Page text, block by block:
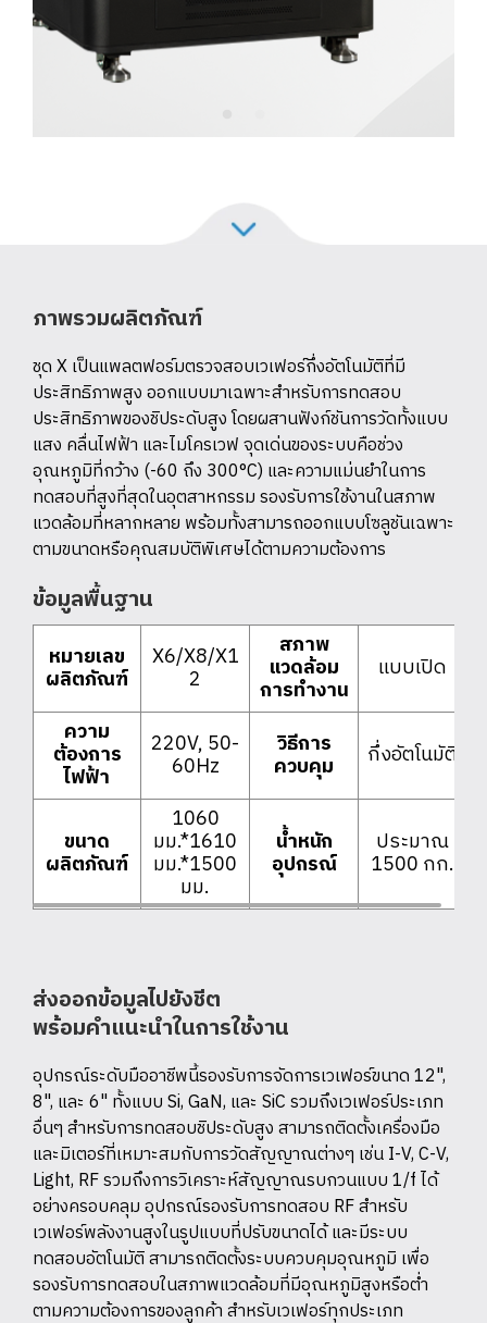
ภาพรวมผลิตภัณฑ์
ชุด X เป็นแพลตฟอร์มตรวจสอบเวเฟอร์กึ่งอัตโนมัติที่มี
ประสิทธิภาพสูง ออกแบบมาเฉพาะสำหรับการทดสอบ
ประสิทธิภาพของชิประดับสูง โดยผสานฟังก์ชันการวัดทั้งแบบ
แสง คลื่นไฟฟ้า และไมโครเวฟ จุดเด่นของระบบคือช่วง
อุณหภูมิที่กว้าง (-60 ถึง 300°C) และความแม่นยำในการ
ทดสอบที่สูงที่สุดในอุตสาหกรรม รองรับการใช้งานในสภาพ
แวดล้อมที่หลากหลาย พร้อมทั้งสามารถออกแบบโซลูชันเฉพาะ
ตามขนาดหรือคุณสมบัติพิเศษได้ตามความต้องการ
ข้อมูลพื้นฐาน
หมายเลข
ผลิตภัณฑ์
X6/X8/X1
2
สภาพ
แวดล้อม
การทำงาน
แบบเปิด
ความ
ต้องการ
ไฟฟ้า
220V, 50-
60Hz
วิธีการ
ควบคุม กึ่งอัตโนมัติ
ขนาด
ผลิตภัณฑ์
1060
มม.*1610
มม.*1500
มม.
น้ำหนัก
อุปกรณ์
ประมาณ
1500 กก.
ส่งออกข้อมูลไปยังชีต
พร้อมคำแนะนำในการใช้งาน
อุปกรณ์ระดับมืออาชีพนี้รองรับการจัดการเวเฟอร์ขนาด 12",
8", และ 6" ทั้งแบบ Si, GaN, และ SiC รวมถึงเวเฟอร์ประเภท
อื่นๆ สำหรับการทดสอบชิประดับสูง สามารถติดตั้งเครื่องมือ
และมิเตอร์ที่เหมาะสมกับการวัดสัญญาณต่างๆ เช่น I-V, C-V,
Light, RF รวมถึงการวิเคราะห์สัญญาณรบกวนแบบ 1/f ได้
อย่างครอบคลุม อุปกรณ์รองรับการทดสอบ RF สำหรับ
เวเฟอร์พลังงานสูงในรูปแบบที่ปรับขนาดได้ และมีระบบ
ทดสอบอัตโนมัติ สามารถติดตั้งระบบควบคุมอุณหภูมิ เพื่อ
รองรับการทดสอบในสภาพแวดล้อมที่มีอุณหภูมิสูงหรือต่ำ
ตามความต้องการของลูกค้า สำหรับเวเฟอร์ทุกประเภท